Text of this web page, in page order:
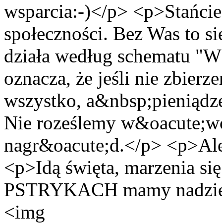
wsparcia:-)</p>
społeczności. Bez Was to
działa według schematu
oznacza, że jeśli nie
wszystko,
Nie roześlemy
nagr&oacute;d.</p>
<p>Idą święta, marzenia
PSTRYKACH mamy
<img